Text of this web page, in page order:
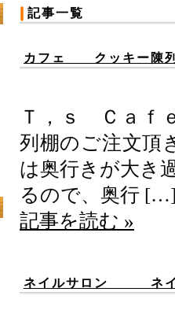
記事一覧
カフェ クッキー
Ｔ，ｓ Ｃａｆ
列棚のご注文
は奥行きが大き
るので、奥行
記事を読む »
ネイルサロン ネイ